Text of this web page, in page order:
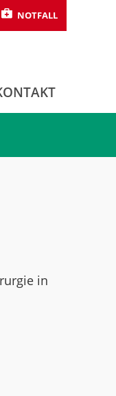
NOTFALL
in